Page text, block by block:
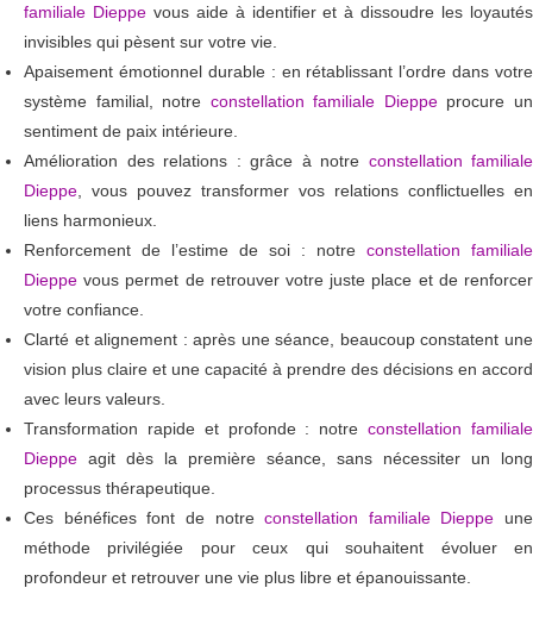
familiale Dieppevous aide à identifier et à dissoudre les loyautés
invisibles qui pèsent sur votre vie.
Apaisement émotionnel durable : en rétablissant l’ordre dans votre
système familial, notre constellation familiale Dieppeprocure un
sentiment de paix intérieure.
Amélioration des relations : grâce à notre constellation familiale
Dieppe , vous pouvez transformer vos relations conflictuelles en
liens harmonieux.
Renforcement de l’estime de soi : notre constellation familiale
Dieppe vous permet de retrouver votre juste place et de renforcer
votre confiance.
Clarté et alignement : après une séance, beaucoup constatent une
vision plus claire et une capacité à prendre des décisions en accord
avec leurs valeurs.
Transformation rapide et profonde : notreconstellation familiale
Dieppe agit dès la première séance, sans nécessiter un long
processus thérapeutique.
Ces bénéfices font de notreconstellation familiale Dieppe une
méthode privilégiée pour ceux qui souhaitent évoluer en
profondeur et retrouver une vie plus libre et épanouissante.